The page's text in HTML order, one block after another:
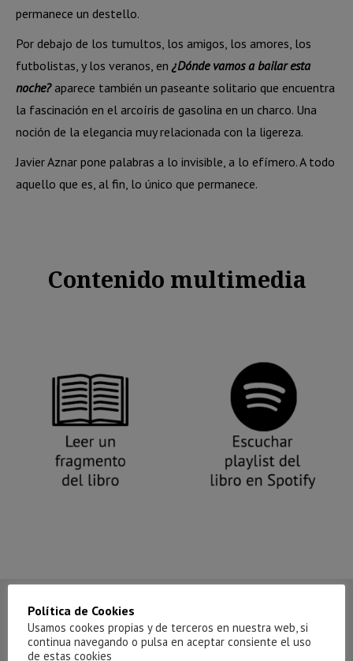
permanece un destello.
Por debajo de los tumultos, los amigos, los amores, los
futbolistas, y los veranos, en ¿Dónde vamos a bailar esta
noche?aparece también un paseante solitario que encuentra
la fascinación en el arcoíris de gasolina en un charco. Una
noción de la elegancia muy relacionada con la ligereza.
Javier Aznar pone palabras a lo invisible, a lo efímero. A todo
aquello que es, al fin, lo único que permanece.
Contenido multimedia
Política de Cookies
Usamos cookes propias y de terceros en nuestra web, si
continua navegando o pulsa en aceptar consiente el uso
de estas cookies